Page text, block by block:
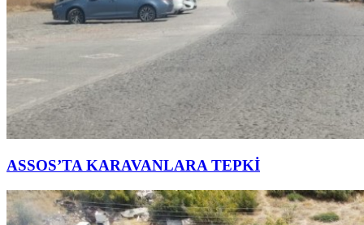
ASSOS’TA KARAVANLARA TEPKİ